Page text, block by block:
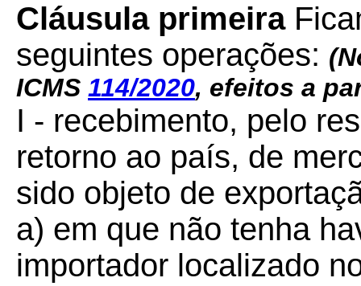
Cláusula primeira
seguintes operações:
ICMS 114/2020, efeitos a
I - recebimento, pelo
retorno ao país, de
sido objeto de
a) em que não tenha
importador localizado